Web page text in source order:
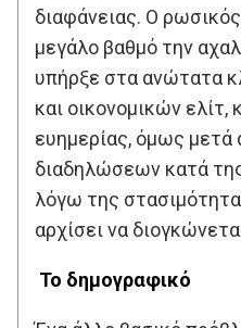
διαφάνειας. Ο
μεγάλο βαθμό την
υπήρξε στα ανώτατα
και οικονομικών ελίτ,
ευημερίας, όμως μετά
διαδηλώσεων κατά
λόγω της
αρχίσει να
Το δημογραφικό